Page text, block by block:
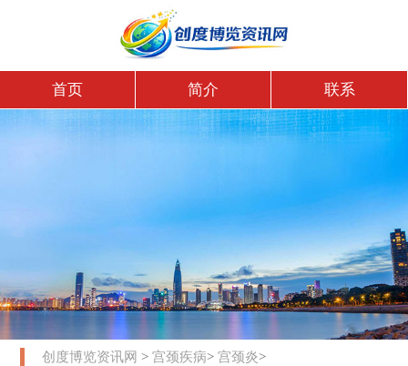
首页 简介 联系
创度博览资讯网 > 宫颈疾病> 宫颈炎>